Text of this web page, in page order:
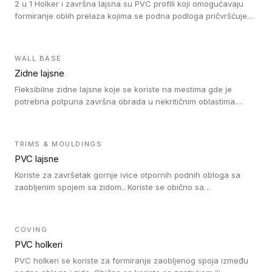
2 u 1 Holker i završna lajsna su PVC profili koji omogućavaju
formiranje oblih prelaza kojima se podna podloga pričvršćuje
WALL BASE
Zidne lajsne
Fleksibilne zidne lajsne koje se koriste na mestima gde je
potrebna potpuna završna obrada u nekritičnim oblastima.
TRIMS & MOULDINGS
PVC lajsne
Koriste za završetak gornje ivice otpornih podnih obloga sa
zaobljenim spojem sa zidom.. Koriste se obično sa
rešenje).
COVING
PVC holkeri
PVC holkeri se koriste za formiranje zaobljenog spoja između